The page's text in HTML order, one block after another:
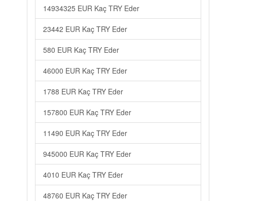
14934325 EUR Kaç TRY Eder
23442 EUR Kaç TRY Eder
580 EUR Kaç TRY Eder
46000 EUR Kaç TRY Eder
1788 EUR Kaç TRY Eder
157800 EUR Kaç TRY Eder
11490 EUR Kaç TRY Eder
945000 EUR Kaç TRY Eder
4010 EUR Kaç TRY Eder
48760 EUR Kaç TRY Eder